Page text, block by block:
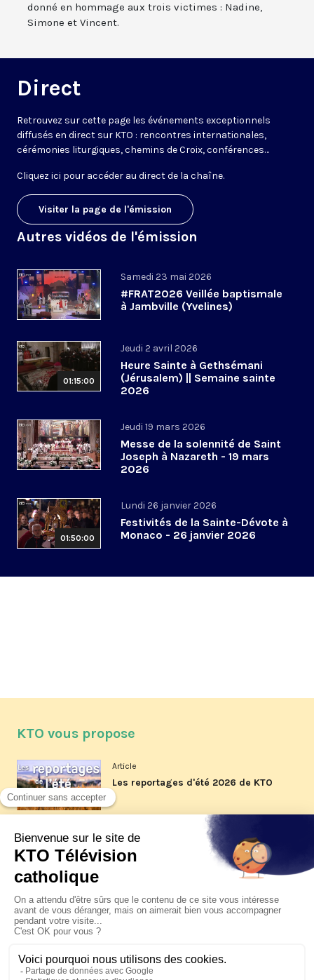
donné en hommage aux trois victimes : Nadine,
Simone et Vincent.
Direct
Retrouvez sur cette page les événements exceptionnels
diffusés en direct sur KTO : rencontres internationales,
cérémonies liturgiques, chemins de Croix, conférences…
Cliquez ici pour accéder au direct de la chaîne.
Visiter la page de l'émission
Autres vidéos de l'émission
Samedi 23 mai 2026
#FRAT2026 Veillée baptismale
à Jambville (Yvelines)
01:15:00
Jeudi 2 avril 2026
Heure Sainte à Gethsémani
(Jérusalem) || Semaine sainte
2026
Jeudi 19 mars 2026
Messe de la solennité de Saint
Joseph à Nazareth - 19 mars
2026
01:50:00
Lundi 26 janvier 2026
Festivités de la Sainte-Dévote à
Monaco - 26 janvier 2026
KTO vous propose
Article
Les reportages d'été 2026 de KTO
La visite pastorale du pape Léon
XIV à Assise à suivre sur KTO le
Article
Le pape en Uruguay, Argentine et